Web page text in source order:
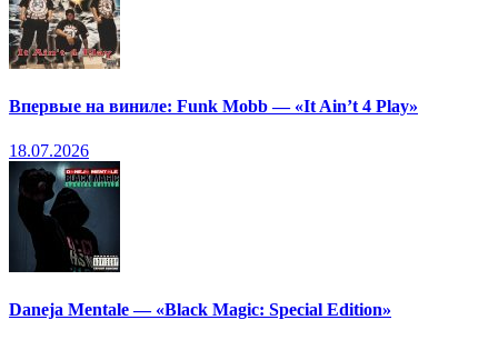
Впервые на виниле: Funk Mobb — «It Ain’t 4 Play»
18.07.2026
Daneja Mentale — «Black Magic: Special Edition»